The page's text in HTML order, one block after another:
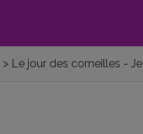
Le jour des corneilles -